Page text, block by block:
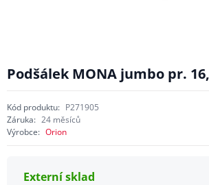
Podšálek MONA jumbo pr.
Kód produktu: P271905
Záruka: 24 měsíců
Výrobce: Orion
Externí sklad